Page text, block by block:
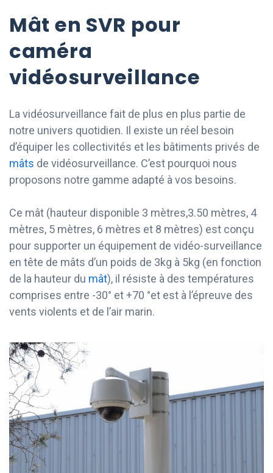
Mât en SVR pour
caméra
vidéosurveillance
La vidéosurveillance fait de plus en plus partie de
notre univers quotidien. Il existe un réel besoin
d’équiper les collectivités et les bâtiments privés de
mâts de vidéosurveillance. C’est pourquoi nous
proposons notre gamme adapté à vos besoins.
Ce mât (hauteur disponible 3 mètres,3.50 mètres, 4
mètres, 5 mètres, 6 mètres et 8 mètres) est conçu
pour supporter un équipement de vidéo-surveillance
en tête de mâts d’un poids de 3kg à 5kg (en fonction
de la hauteur du mât), il résiste à des températures
comprises entre -30° et +70 °et est à l’épreuve des
vents violents et de l’air marin.